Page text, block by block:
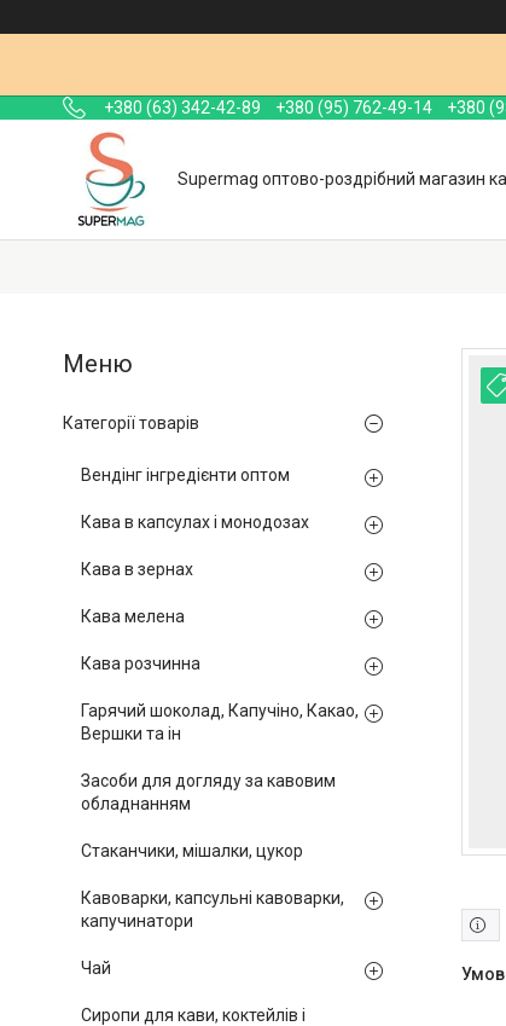
+380 (63) 342-42-89 +380 (95) 762-49-14 +380
Supermag оптово-роздрібний магазин
Категорії товарів
Вендінг інгредієнти оптом
Кава в капсулах і монодозах
Кава в зернах
Кава мелена
Кава розчинна
Гарячий шоколад, Капучіно, Какао,
Вершки та ін
Засоби для догляду за кавовим
обладнанням
Стаканчики, мішалки, цукор
Кавоварки, капсульні кавоварки,
капучинатори
Чай
Сиропи для кави, коктейлів і